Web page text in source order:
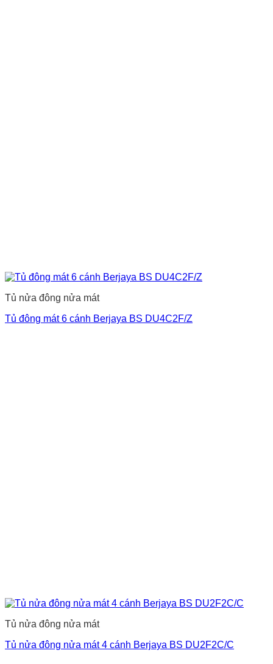
Tủ nửa đông nửa mát
Tủ đông mát 6 cánh Berjaya BS DU4C2F/Z
Tủ nửa đông nửa mát
Tủ nửa đông nửa mát 4 cánh Berjaya BS DU2F2C/C